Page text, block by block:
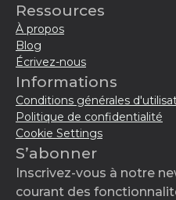
Ressources
À propos
Blog
Écrivez-nous
Informations
Conditions générales
Politique de confidentialité
Cookie Settings
S’abonner
Inscrivez-vous à notre
courant des